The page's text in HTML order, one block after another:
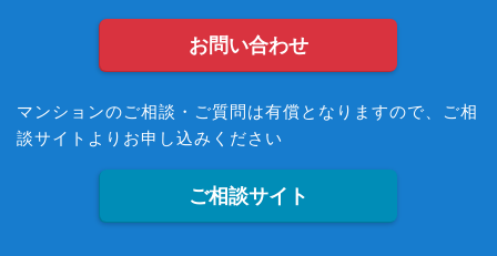
お問い合わせ
マンションのご相談・ご質問は有償となりますので、ご相
談サイトよりお申し込みください
ご相談サイト